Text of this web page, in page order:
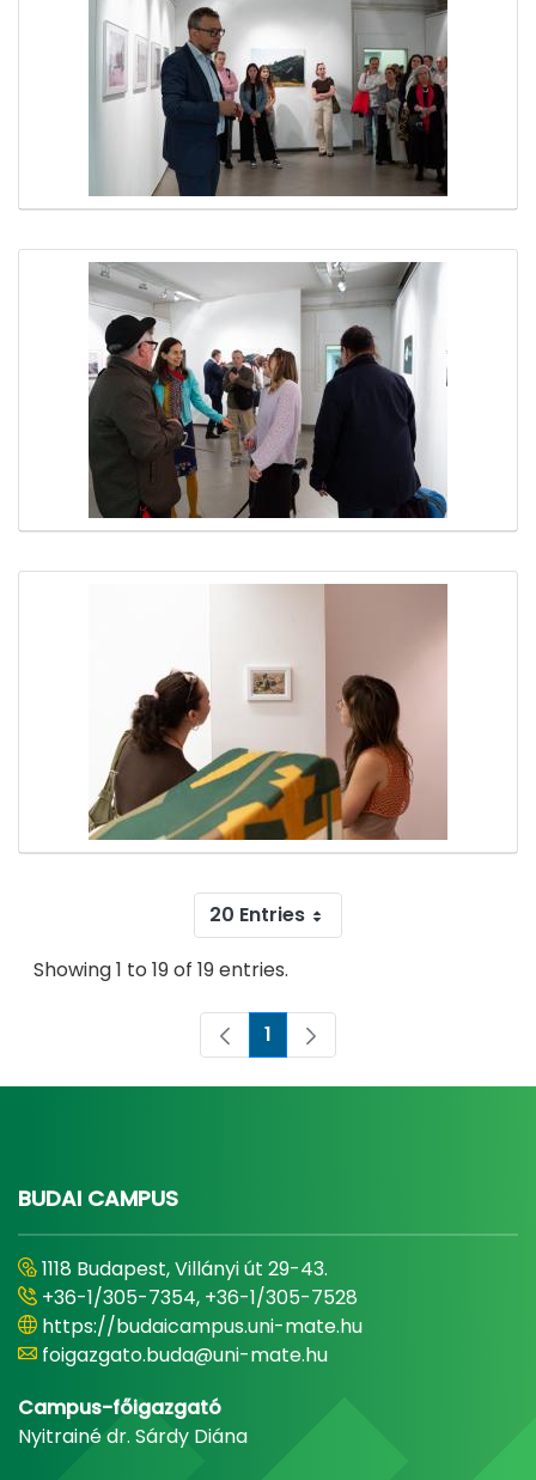
20 Entries
Showing 1 to 19 of 19 entries.
Page
1
BUDAI CAMPUS
1118 Budapest, Villányi út 29-43.
+36-1/305-7354, +36-1/305-7528
https://budaicampus.uni-mate.hu
foigazgato.buda@uni-mate.hu
Campus-főigazgató
Nyitrainé dr. Sárdy Diána